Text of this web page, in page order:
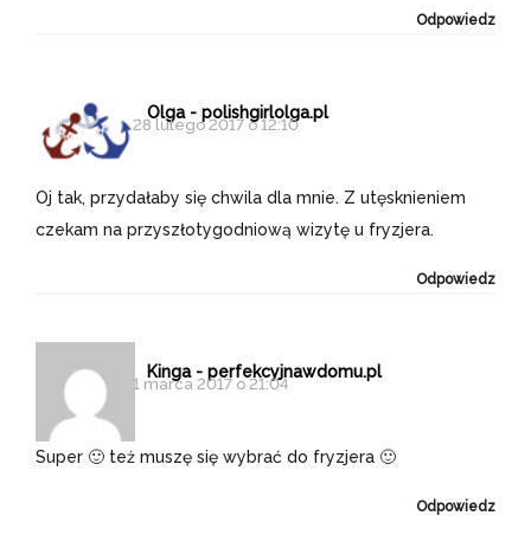
Odpowiedz
Olga - polishgirlolga.pl
28 lutego 2017 o 12:10
Oj tak, przydałaby się chwila dla mnie. Z utęsknieniem
czekam na przyszłotygodniową wizytę u fryzjera.
Odpowiedz
Kinga - perfekcyjnawdomu.pl
1 marca 2017 o 21:04
Super 🙂 też muszę się wybrać do fryzjera 🙂
Odpowiedz